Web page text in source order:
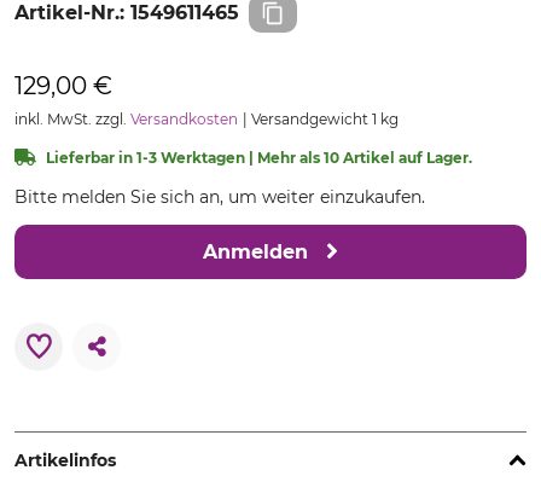
Artikel-Nr.: 1549611465
129,00 €
inkl. MwSt. zzgl. Versandkosten Versandgewicht 1 kg
Lieferbar in 1-3 Werktagen | Mehr als 10 Artikel auf Lager.
Bitte melden Sie sich an, um weiter einzukaufen.
Anmelden
Artikelinfos